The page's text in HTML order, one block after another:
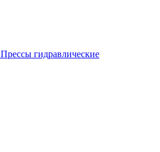
Прессы гидравлические